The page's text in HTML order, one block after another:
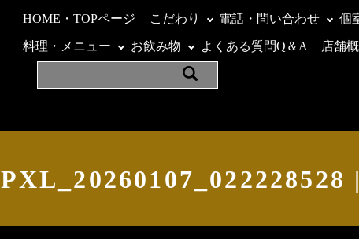
HOME・TOPページ こだわり 電話・問い合わせ 個
料理・メニュー お飲み物 よくある質問Q＆A 店舗
PXL_20260107_022228528